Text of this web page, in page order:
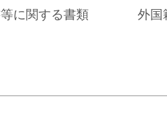
に関する書類 外国